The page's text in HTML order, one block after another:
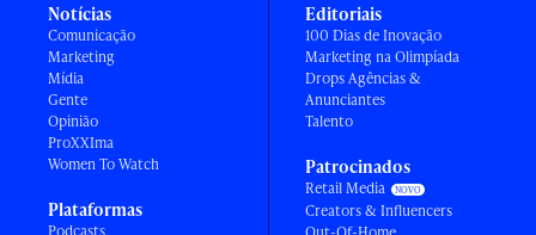
Notícias
Comunicação
Marketing
Mídia
Gente
Opinião
ProXXIma
Women To Watch
Plataformas
Podcasts
Editoriais
100 Dias de Inovação
Marketing na Olimpíada
Drops Agências &
Anunciantes
Talento
Patrocinados
Retail Media
Creators & Influencers